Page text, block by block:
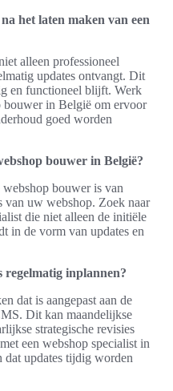
het laten maken van een
alleen professioneel
updates ontvangt. Dit
en functioneel blijft. Werk
bouwer in België om ervoor
goed worden
bouwer in België?
bouwer is van
van uw webshop. Zoek naar
die niet alleen de initiële
in de vorm van updates en
inplannen?
dat is aangepast aan de
Dit kan maandelijkse
strategische revisies
een webshop specialist in
updates tijdig worden